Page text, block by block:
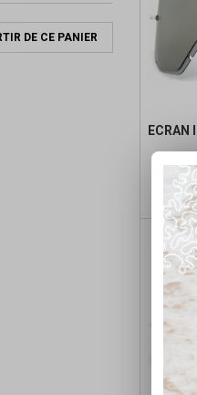
DE CE PANIER
ECRAN